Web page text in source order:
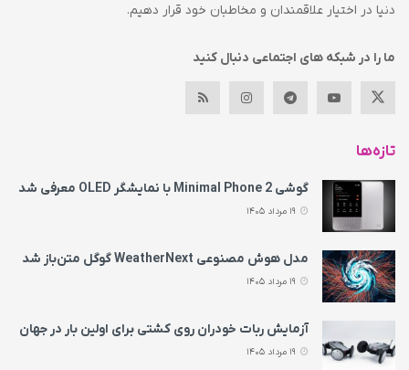
دنیا در اختیار علاقمندان و مخاطبان خود قرار دهیم.
ما را در شبکه های اجتماعی دنبال کنید
تازه‌ها
گوشی Minimal Phone 2 با نمایشگر OLED معرفی شد
مدل هوش مصنوعی WeatherNext گوگل متن‌باز شد
آزمایش ربات خودران روی کشتی برای اولین بار در جهان